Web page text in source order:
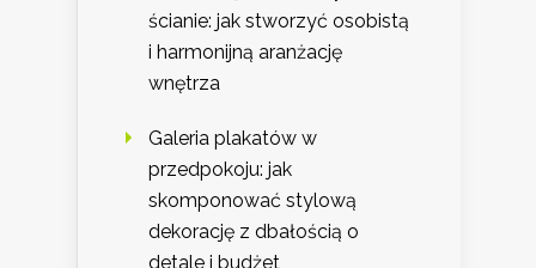
ścianie: jak stworzyć osobistą
i harmonijną aranżację
wnętrza
Galeria plakatów w
przedpokoju: jak
skomponować stylową
dekorację z dbałością o
detale i budżet